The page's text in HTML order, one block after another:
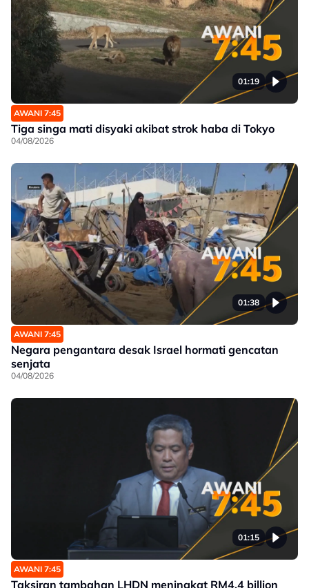
01:19
AWANI 7:45
Tiga singa mati disyaki akibat strok haba di Tokyo
04/08/2026
01:38
AWANI 7:45
Negara pengantara desak Israel hormati gencatan
senjata
04/08/2026
01:15
AWANI 7:45
Taksiran tambahan LHDN meningkat RM4.4 billion